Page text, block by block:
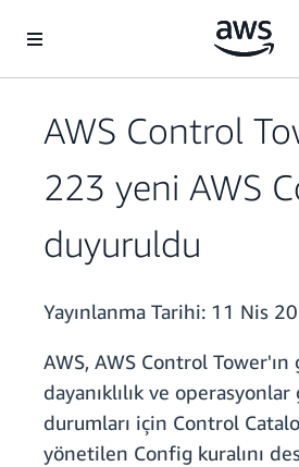
AWS Control
223 yeni AWS
duyuruldu
Yayınlanma Tarihi: 11 Nis
AWS, AWS Control
dayanıklılık ve
durumları için Control
yönetilen Config kuralını